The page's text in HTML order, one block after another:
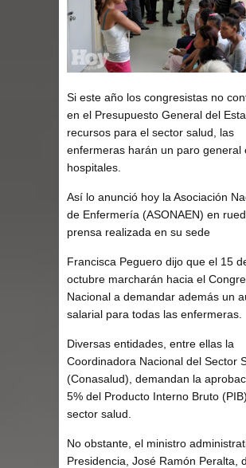
Si este año los congresistas no
en el Presupuesto General del
recursos para el sector salud, las
enfermeras harán un paro general
hospitales.
Así lo anunció hoy la Asociación
de Enfermería (ASONAEN) en
prensa realizada en su sede
Francisca Peguero dijo que el 15
octubre marcharán hacia el
Nacional a demandar además un
salarial para todas las enfermeras.
Diversas entidades, entre ellas la
Coordinadora Nacional del Sector
(Conasalud), demandan la
5% del Producto Interno Bruto
sector salud.
No obstante, el ministro
Presidencia, José Ramón Peralta,